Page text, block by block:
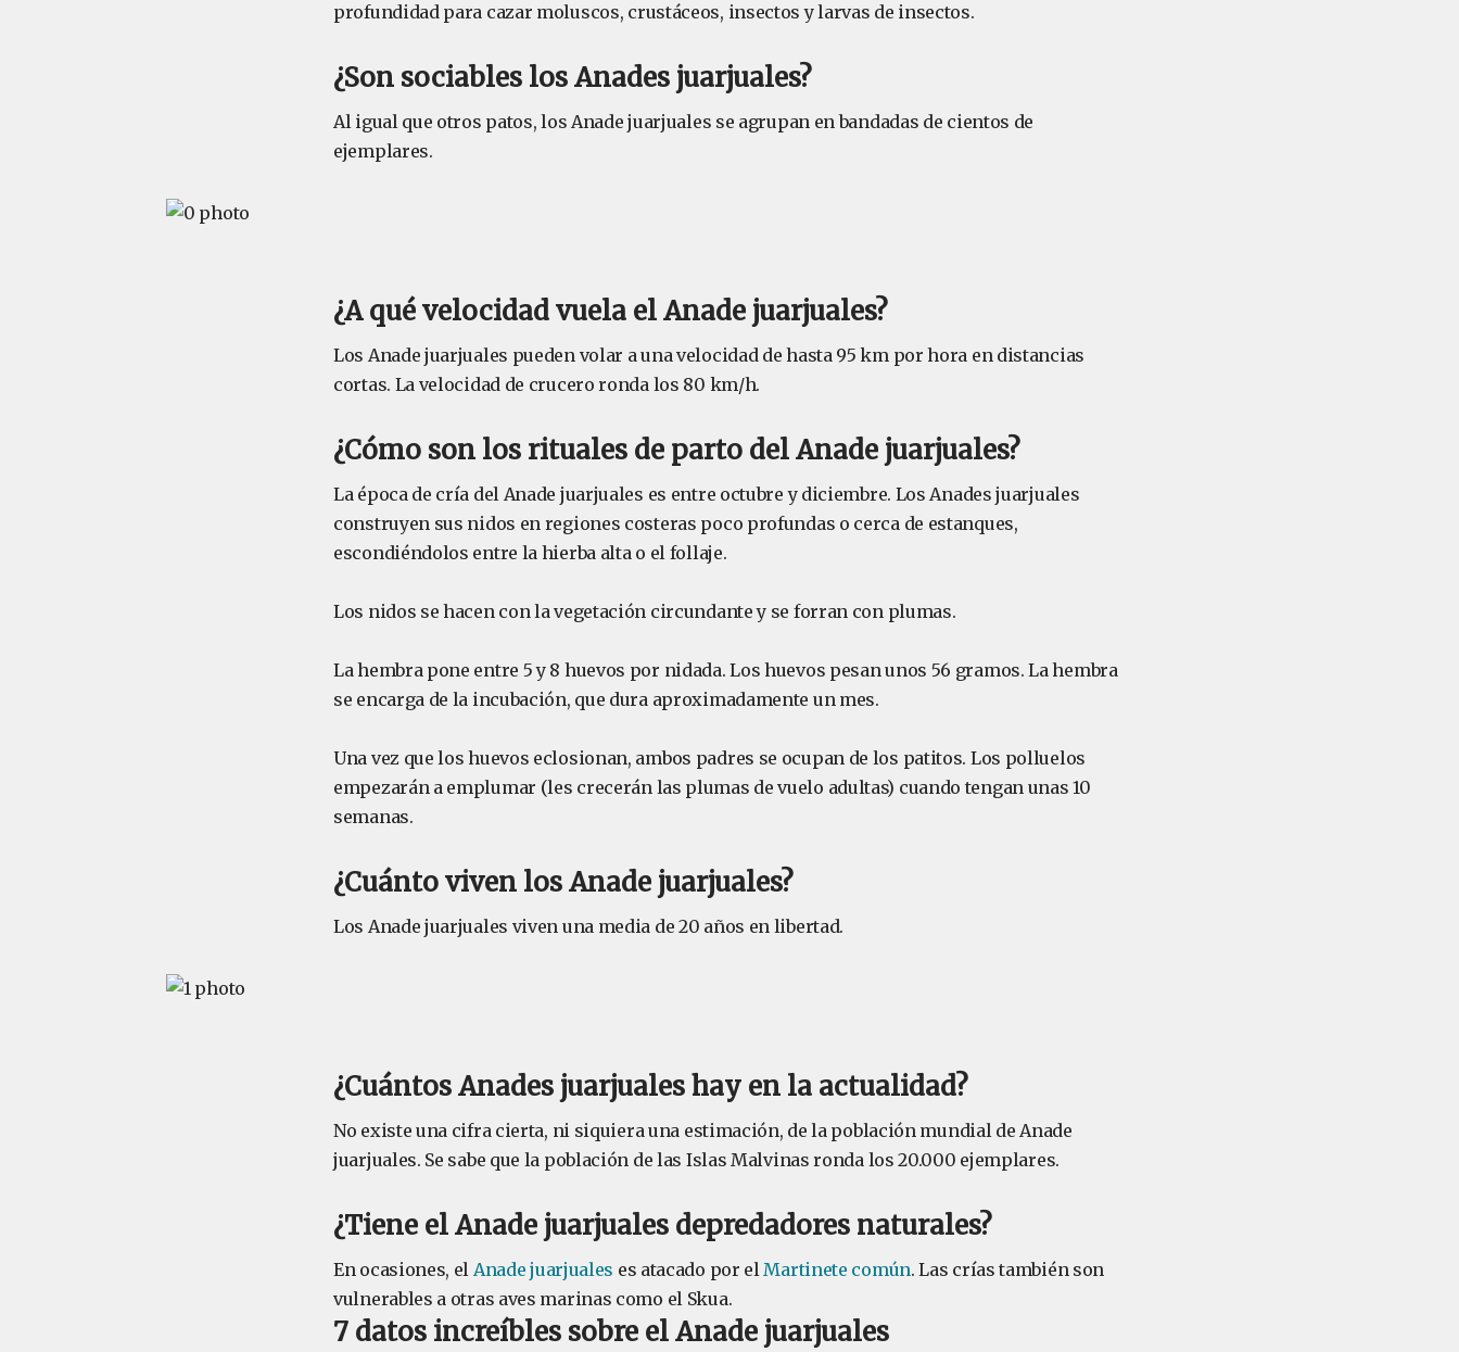
profundidad para cazar moluscos, crustáceos, insectos y larvas de insectos.
¿Son sociables los Anades juarjuales?
Al igual que otros patos, los Anade juarjuales se agrupan en bandadas de cientos de
ejemplares.
¿A qué velocidad vuela el Anade juarjuales?
Los Anade juarjuales pueden volar a una velocidad de hasta 95 km por hora en distancias
cortas. La velocidad de crucero ronda los 80 km/h.
¿Cómo son los rituales de parto del Anade juarjuales?
La época de cría del Anade juarjuales es entre octubre y diciembre. Los Anades juarjuales
construyen sus nidos en regiones costeras poco profundas o cerca de estanques,
escondiéndolos entre la hierba alta o el follaje.
Los nidos se hacen con la vegetación circundante y se forran con plumas.
La hembra pone entre 5 y 8 huevos por nidada. Los huevos pesan unos 56 gramos. La hembra
se encarga de la incubación, que dura aproximadamente un mes.
Una vez que los huevos eclosionan, ambos padres se ocupan de los patitos. Los polluelos
empezarán a emplumar (les crecerán las plumas de vuelo adultas) cuando tengan unas 10
semanas.
¿Cuánto viven los Anade juarjuales?
Los Anade juarjuales viven una media de 20 años en libertad.
¿Cuántos Anades juarjuales hay en la actualidad?
No existe una cifra cierta, ni siquiera una estimación, de la población mundial de Anade
juarjuales. Se sabe que la población de las Islas Malvinas ronda los 20.000 ejemplares.
¿Tiene el Anade juarjuales depredadores naturales?
En ocasiones, el Anade juarjuales es atacado por elMartinete común. Las crías también son
vulnerables a otras aves marinas como el Skua.
7 datos increíbles sobre el Anade juarjuales